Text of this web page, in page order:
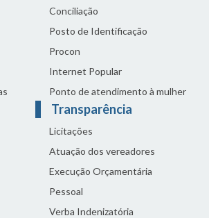
Conciliação
Posto de Identificação
Procon
Internet Popular
Ponto de atendimento à mulher
Transparência
Licitações
Atuação dos vereadores
Execução Orçamentária
Pessoal
Verba Indenizatória